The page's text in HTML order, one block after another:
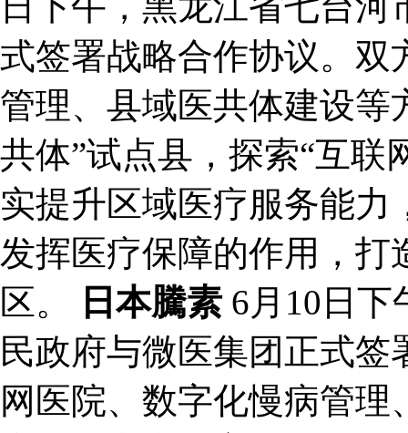
式签署战略合作协议。双
管理、县域医共体建设等
共体”试点县，探索“互联
实提升区域医疗服务能
发挥医疗保障的作用，
区。
日本騰素6月10日下
民政府与微医集团正式
网医院、数字化慢病管